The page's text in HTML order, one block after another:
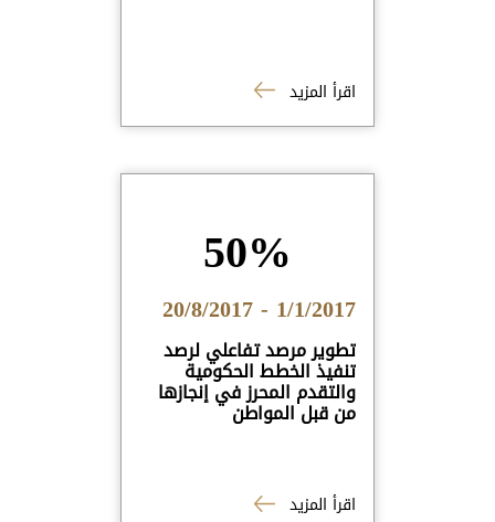
اقرأ المزيد
50%
1/1/2017 - 20/8/2017
تطوير مرصد تفاعلي لرصد
تنفيذ الخطط الحكومية
والتقدم المحرز في إنجازها
من قبل المواطن
اقرأ المزيد